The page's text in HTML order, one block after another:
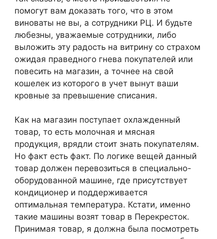
помогут вам доказать того, что в этом
виноваты не вы, а сотрудники РЦ. И будьте
любезны, уважаемые сотрудники, либо
выложить эту радость на витрину со страхом
ожидая праведного гнева покупателей или
повесить на магазин, а точнее на свой
кошелек из которого в учет вынут ваши
кровные за превышение списания.
Как на магазин поступает охлажденный
товар, то есть молочная и мясная
продукция, врядли стоит знать покупателям.
Но факт есть факт. По логике вещей данный
товар должен перевозиться в специально-
оборудованной машине, где присутствует
кондиционер и поддерживается
оптимальная температура. Кстати, именно
такие машины возят товар в Перекресток.
Принимая товар, я должна была посмотреть